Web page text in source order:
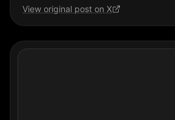
View original post on X